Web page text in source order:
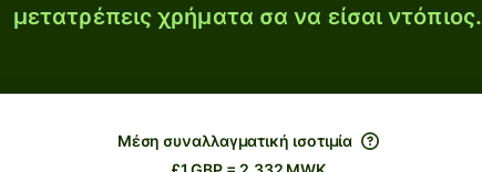
μετατρέπεις χρήματα σα να είσαι ντόπιος.
Μέση συναλλαγματική ισοτιμία